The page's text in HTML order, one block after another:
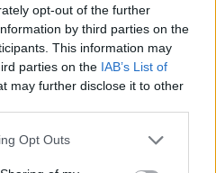
opt-out of the further
by third parties on the
This information may
parties on the IAB’s List of
may further disclose it to other
Opt Outs
tai nėra greito pelno
priklauso nuo rinkų
strategijos ir kaupimo
įvertinimui?